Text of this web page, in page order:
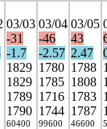
03/03
-31
-1.7
1829
1829
1789
1790
60400
03/04
-46
-2.57
1780
1785
1716
1744
99600
03/05
43
2.47
1788
1808
1783
1787
46600